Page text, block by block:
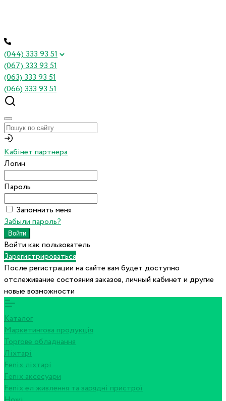
(044) 333 93 51
(067) 333 93 51
(063) 333 93 51
(066) 333 93 51
Кабінет партнера
Логин
Пароль
Запомнить меня
Забыли пароль?
Войти как пользователь
Зарегистрироваться
После регистрации на сайте вам будет доступно
отслеживание состояния заказов, личный кабинет и другие
новые возможности
Каталог
Маркетингова продукція
Торгове обладнання
Ліхтарі
Fenix ліхтарі
Fenix аксесуари
Fenix ел живлення та зарядні пристрої